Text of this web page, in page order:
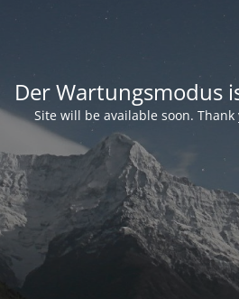
Der Wartungsmodus
Site will be available soon.